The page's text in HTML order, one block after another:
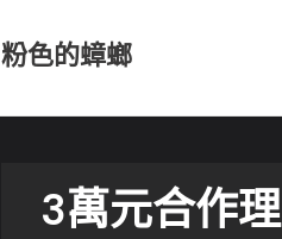
粉色的蟑螂
3萬元合作